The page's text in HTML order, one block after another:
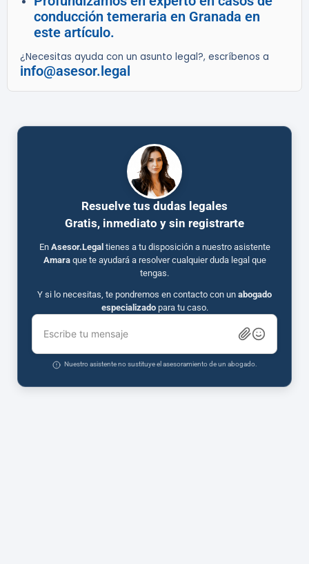
conducción temeraria en Granada en
este artículo.
¿Necesitas ayuda con un asunto legal?, escríbenos a
info@asesor.legal
Resuelve tus dudas legales
Gratis, inmediato y sin registrarte
En Asesor.Legal tienes a tu disposición a nuestro asistente
Amaraque te ayudará a resolver cualquier duda legal que
tengas.
Y si lo necesitas, te pondremos en contacto con un abogado
especializadopara tu caso.
Escribe tu mensaje
Nuestro asistente no sustituye el asesoramiento de un abogado.